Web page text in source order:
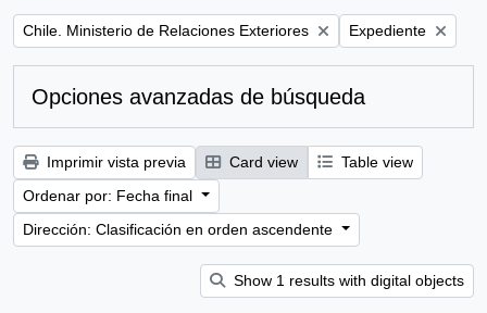
Remove filter:
Chile. Ministerio de Relaciones Exteriores Remove filter:
Expediente
Opciones avanzadas de búsqueda
Imprimir vista previa Card view
Table view
Ordenar por: Fecha final
Dirección: Clasificación en orden ascendente
Show 1 results with digital objects